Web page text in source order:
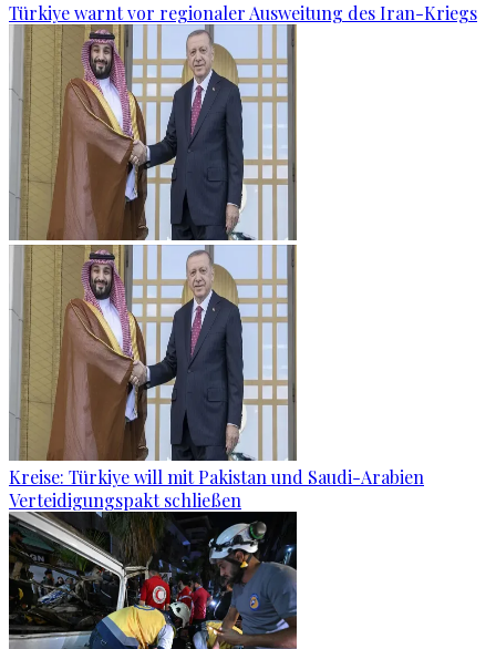
Türkiye warnt vor regionaler Ausweitung des Iran-Kriegs
Kreise: Türkiye will mit Pakistan und Saudi-Arabien
Verteidigungspakt schließen